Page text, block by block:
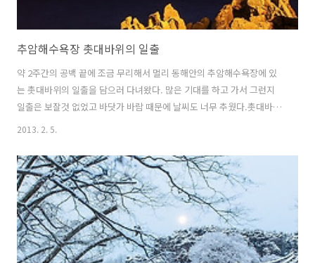
추암해수욕장 촛대바위의 일출
약 2주간의 공백 끝에 조금 무리해서 멀리 동해안의 추암해수욕장에 있
는 촛대바위의 일출을 담으러 다녀왔다. 많은 기대를 하고 가서 그런지
일출은 보잘것 없었고 바닷가 바람 때문에 날씨도 너무 추웠다.촛대바위
허탈함이 몰려왔다. 추암 해변의 겨울 풍경을 잠시 담고는 추운 날씨 때
문에 얼른 서둘러 철수했다.
2013. 2. 5.